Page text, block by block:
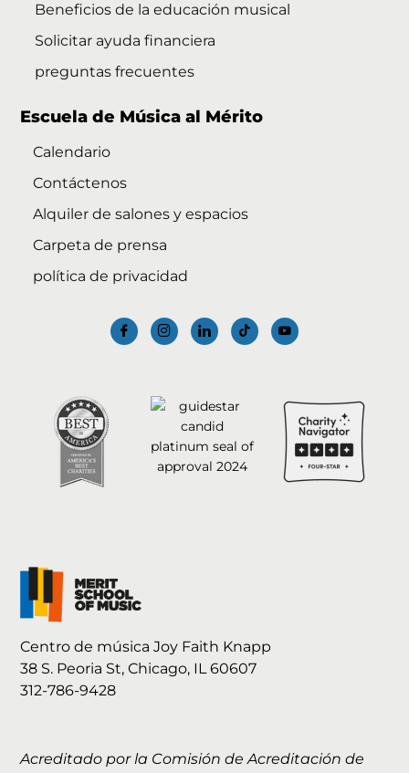
Beneficios de la educación musical
Solicitar ayuda financiera
preguntas frecuentes
Escuela de Música al Mérito
Calendario
Contáctenos
Alquiler de salones y espacios
Carpeta de prensa
política de privacidad
Centro de música Joy Faith Knapp
38 S. Peoria St, Chicago, IL 60607
312-786-9428
Acreditado por la Comisión de Acreditación de